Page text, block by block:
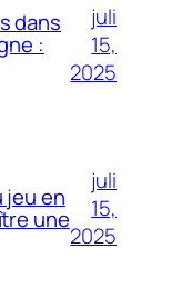
dans
:
juli
15,
2025
jeu en
une
juli
15,
2025